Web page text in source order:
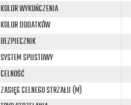
KOLOR WYKOŃCZENIA
KOLOR DODATKÓW
BEZPIECZNIK
SYSTEM SPUSTOWY
CELNOŚĆ
ZASIĘG CELNEGO STRZAŁU (M)